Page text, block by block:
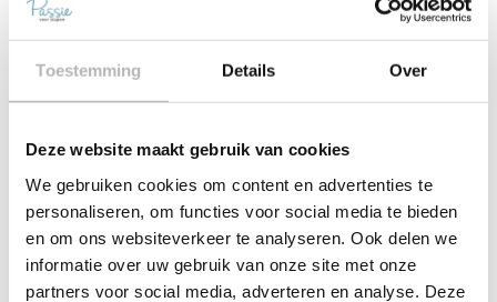
Toestemming Details Over
Deze website maakt gebruik van cookies
We gebruiken cookies om content en advertenties te
personaliseren, om functies voor social media te bieden
en om ons websiteverkeer te analyseren. Ook delen we
informatie over uw gebruik van onze site met onze
partners voor social media, adverteren en analyse. Deze
Avek Ninenty boxspring
– 180×210 (Vlaardingen)
€2.495,00
Passie voor Slapen VLD
01 – 180×200
(Vlaardingen)
€1.695,00